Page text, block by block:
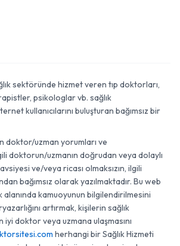
sektöründe hizmet veren tıp doktorları,
psikologlar vb. sağlık
kullanıcılarını buluşturan bağımsız bir
doktor/uzman yorumları ve
doktorun/uzmanın doğrudan veya dolaylı
ve/veya ricası olmaksızın, ilgili
bağımsız olarak yazılmaktadır. Bu web
alanında kamuoyunun bilgilendirilmesini
artırmak, kişilerin sağlık
iyi doktor veya uzmana ulaşmasını
herhangi bir Sağlık Hizmeti